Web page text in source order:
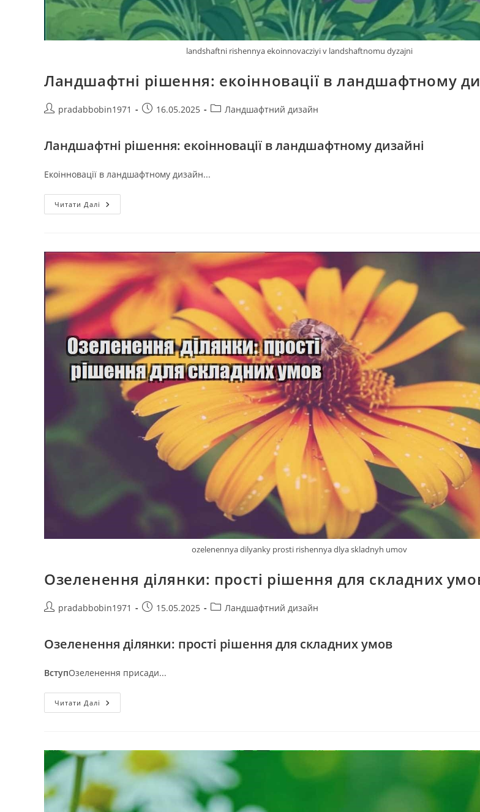
landshaftni rishennya ekoinnovacziyi v landshaftnomu dyzajni
Ландшафтні рішення: екоінновації в ландшафтному
Авторpradabbobin1971
Запис16.05.2025
Категорія
Ландшафтний дизайн
Ландшафтні рішення: екоінновації в ландшафтному дизайні
Екоінновації в ландшафтному дизайн...
Читати Далі Ландшафтні
Рішення:
ozelenennya dilyanky prosti rishennya dlya skladnyh umov
Озеленення ділянки: прості рішення для складних
Авторpradabbobin1971
Запис15.05.2025
Категорія
Ландшафтний дизайн
Озеленення ділянки: прості рішення для складних умов
ВступОзеленення присади...
Читати Далі Озеленення
Ділянки:
Умов